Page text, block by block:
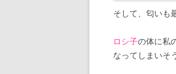
そして、匂いも
ロシ子の体に私
なってしまいそ